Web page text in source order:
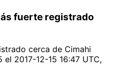
fuerte registrado
cerca de Cimahi
2017-12-15 16:47 UTC,